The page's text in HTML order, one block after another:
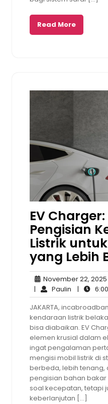
Read More
EV
Pengisian
Listrik
yang Lebih
November 22, 2025
| Paulin Paulin
|
JAKARTA,
kendaraan listrik
bisa diabaikan. EV
elemen krusial dalam
ingat pengalaman
mengisi mobil listrik di
berbeda, lebih tenang,
pengisian bahan bakar
soal kecepatan, tetapi
keberlanjutan […]